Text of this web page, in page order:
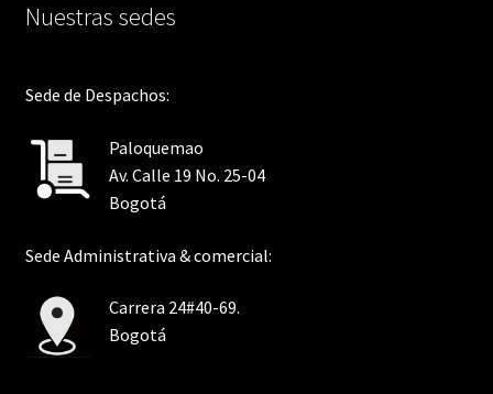
Nuestras sedes
Sede de Despachos:
Paloquemao
Av. Calle 19 No. 25-04
Bogotá
Sede Administrativa & comercial:
Carrera 24#40-69.
Bogotá